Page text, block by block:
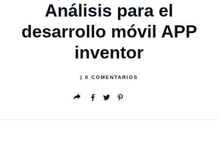
Análisis para el
desarrollo móvil APP
inventor
0 COMENTARIOS